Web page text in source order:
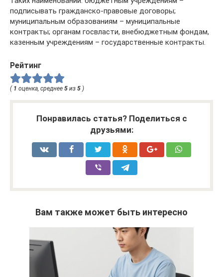
подписывать гражданско-правовые договоры;
муниципальным образованиям – муниципальные
контракты; органам госвласти, внебюджетным фондам,
казенным учреждениям – государственные контракты.
Рейтинг
( 1 оценка, среднее 5 из 5 )
Понравилась статья? Поделиться с
друзьями:
Вам также может быть интересно